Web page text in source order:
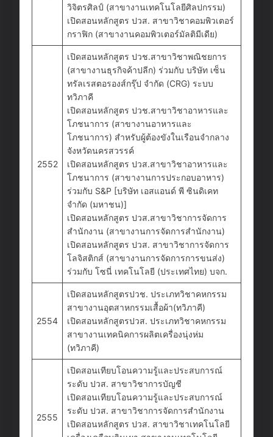
วิจิตรศิลป์ (สาขางานเทคโนโลยีศิลปกรรม)
เปิดสอนหลักสูตร ปวส. สาขาวิชาคอมพิวเตอร์
กราฟิก (สาขางานคอมพิวเตอร์มัลติมีเดีย)
2552
เปิดสอนหลักสูตร ปวช.สาขาวิชาพณิชยการ
(สาขางานธุรกิจค้าปลีก) ร่วมกับ บริษัท เซ็น
ทรัลเรสตอรองส์กรุ๊ป จำกัด (CRG) ระบบ
ทวิภาคี
เปิดสอนหลักสูตร ปวช.สาขาวิชาอาหารและ
โภชนาการ (สาขางานอาหารและ
โภชนาการ) สำหรับผู้ต้องขังในเรือนจำกลาง
จังหวัดนครสวรรค์
เปิดสอนหลักสูตร ปวส.สาขาวิชาอาหารและ
โภชนาการ (สาขางานการประกอบอาหาร)
ร่วมกับ S&P [บริษัท เอสแอนด์ พี ซินดิเคท
จำกัด (มหาชน)]
เปิดสอนหลักสูตร ปวส.สาขาวิชาการจัดการ
สำนักงาน (สาขางานการจัดการสำนักงาน)
เปิดสอนหลักสูตร ปวส. สาขาวิชาการจัดการ
โลจิสติกส์ (สาขางานการจัดการการขนส่ง)
ร่วมกับ โซนี่ เทคโนโลยี (ประเทศไทย) บจก.
2554
เปิดสอนหลักสูตรปวช. ประเภทวิชาคหกรรม
สาขางานอุตสาหกรรมเสื้อผ้า(ทวิภาคี)
เปิดสอนหลักสูตรปวส. ประเภทวิชาคหกรรม
สาขางานเทคนิคการผลิตเครื่องนุ่งห่ม
(ทวิภาคี)
2555
เปิดสอนเทียบโอนความรู้และประสบการณ์
ระดับ ปวส. สาขาวิชาการบัญชี
เปิดสอนเทียบโอนความรู้และประสบการณ์
ระดับ ปวส. สาขาวิชาการจัดการสำนักงาน
เปิดสอนหลักสูตร ปวส. สาขาวิชาเทคโนโลยี